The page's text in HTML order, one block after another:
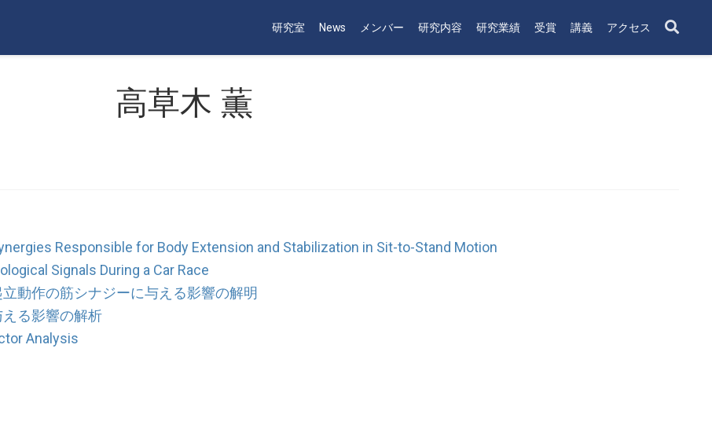
研究室 News メンバー 研究内容 研究業績 受賞 講義 アクセス
高草木 薫
Responsible for Body Extension and Stabilization in Sit-to-Stand Motion
Signals During a Car Race
動作の筋シナジーに与える影響の解明
る影響の解析
Analysis